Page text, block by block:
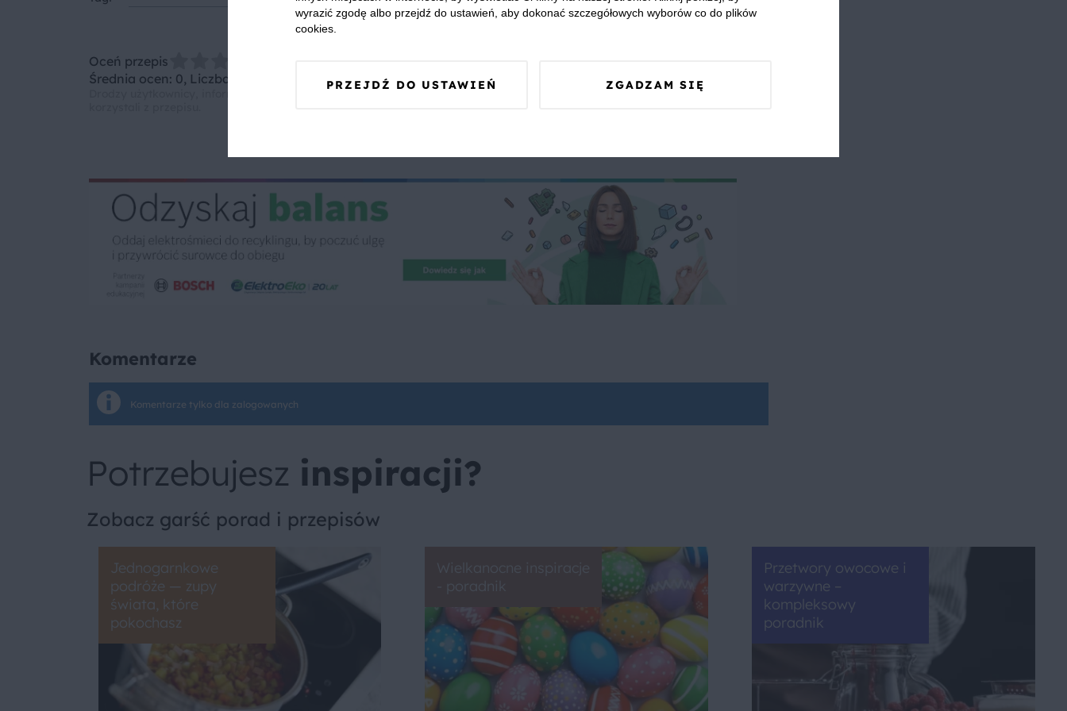
Oceń przepis
Średnia ocen: 0, Liczba ocen: 0
Drodzy użytkownicy, informujemy, że nie możemy Was zapewnić, że publikowane opinie pochodzą od konsumentów, którzy
Komentarze
Komentarze tylko dla zalogowanych
Potrzebujesz inspiracji?
Zobacz garść porad i przepisów
Jednogarnkowe
podróże — zupy
świata, które
pokochasz
Wielkanocne inspiracje
- poradnik
Przetwory owocowe i
warzywne –
kompleksowy
poradnik
wyrazić zgodę albo przejdź do ustawień, aby dokonać szczegółowych wyborów co do plików
cookies.
PRZEJDŹ DO USTAWIEŃ ZGADZAM SIĘ